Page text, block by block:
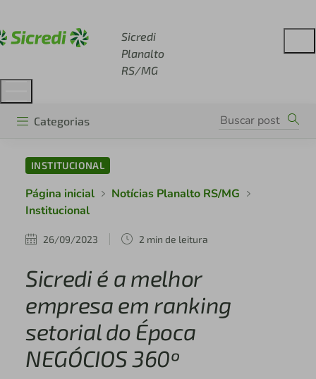
Sicredi
Planalto
RS/MG
Categorias
INSTITUCIONAL
Página inicial
Notícias Planalto RS/MG
Institucional
26/09/2023 2 min de leitura
Sicredi é a melhor
empresa em ranking
setorial do Época
NEGÓCIOS 360º